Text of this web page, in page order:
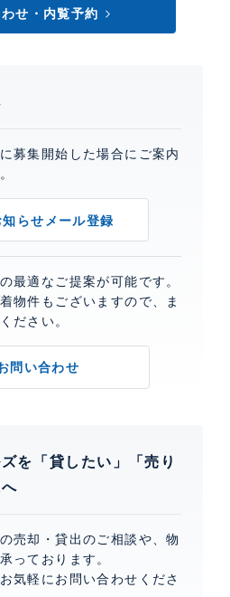
せ・内覧予約
募集開始した場合にご案内
知らせメール登録
最適なご提案が可能です。
物件もございますので、ま
ださい。
問い合わせ
を「貸したい」「売り
売却・貸出のご相談や、物
っております。
気軽にお問い合わせくださ